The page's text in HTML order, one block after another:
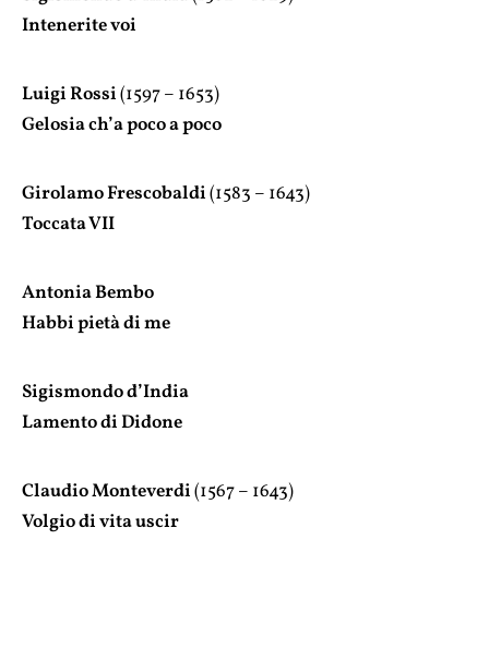
Intenerite voi
Luigi Rossi(1597 – 1653)
Gelosia ch’a poco a poco
Girolamo Frescobaldi(1583 – 1643)
Toccata VII
Antonia Bembo
Habbi pietà di me
Sigismondo d’India
Lamento di Didone
Claudio Monteverdi(1567 – 1643)
Volgio di vita uscir